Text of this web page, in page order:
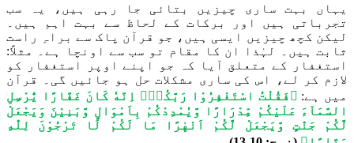
یہاں بہت ساری چیزیں بتائی جا رہی ہیں، یہ سب
تجرباتی ہیں اور برکات کے لحاظ سے بہت اہم ہیں۔
لیکن کچھ چیزیں ایسی ہیں، جو قرآن پاک سے براہِ راست
ثابت ہیں۔ لہٰذا ان کا مقام تو سب سے اونچا ہے۔ مثلاً:
استغفار کے متعلق آیا کہ جو اپنے اوپر استغفار کو
لازم کر لے، اس کی ساری مشکلات حل ہو جائیں گی۔ قرآن
میں ہے: ﴿ فَقُلْتُ اسْتَغْفِرُوْا رَبَّكُمْؕ اِنَّهٗ كَانَ غَفَّارًا
یُّرْسِلِ
السَّمَآءَ عَلَیْكُمْ مِّدْرَارًا وَّیُمْدِدْكُمْ بِاَمْوَالٍ وَّبَنِیْنَ وَیَجْعَلْ
لَّكُمْ جَنّٰتٍ وَّیَجْعَلْ لَّكُمْ اَنْهٰرًا مَا لَكُمْ لَا تَرْجُوْنَ لِلّٰهِ